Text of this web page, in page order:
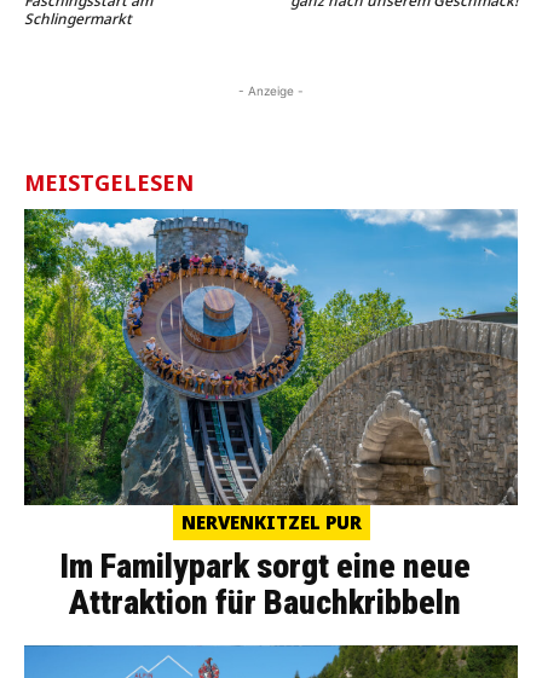
Schlingermarkt
- Anzeige -
MEISTGELESEN
NERVENKITZEL PUR
Im Familypark sorgt eine neue
Attraktion für Bauchkribbeln